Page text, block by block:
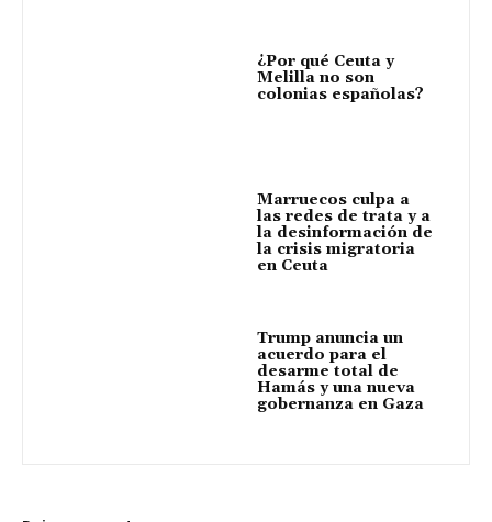
¿Por qué Ceuta y
Melilla no son
colonias españolas?
Marruecos culpa a
las redes de trata y a
la desinformación de
la crisis migratoria
en Ceuta
Trump anuncia un
acuerdo para el
desarme total de
Hamás y una nueva
gobernanza en Gaza